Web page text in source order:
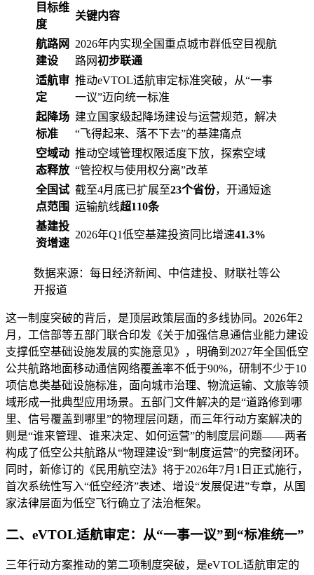
目标维
度
关键内容
航路网
建设
2026年内实现全国重点城市群低空目视航
路网初步联通
适航审
定
推动eVTOL适航审定标准突破，从“一事
一议”迈向统一标准
起降场
标准
建立国家级起降场建设与运营规范，解决
“飞得起来、落不下去”的基建痛点
空域动
态释放
推动空域管理权限适度下放，探索空域
“管控权与使用权分离”改革
全国试
点范围
截至4月底已扩展至23个省份，开通短途
运输航线超110条
基建投
资增速
2026年Q1低空基建投资同比增速41.3%
数据来源：每日经济新闻、中信建投、财联社等公
开报道
这一制度突破的背后，是顶层政策层面的多线协同。2026年2
月，工信部等五部门联合印发《关于加强信息通信业能力建设
支撑低空基础设施发展的实施意见》，明确到2027年全国低空
公共航路地面移动通信网络覆盖率不低于90%，研制不少于10
项信息类基础设施标准，面向城市治理、物流运输、文旅等领
域形成一批典型应用场景。五部门文件解决的是“道路修到哪
里、信号覆盖到哪里”的物理层问题，而三年行动方案解决的
则是“谁来管理、谁来决定、如何运营”的制度层问题——两者
构成了低空公共航路从“物理建设”到“制度运营”的完整闭环。
同时，新修订的《民用航空法》将于2026年7月1日正式施行，
首次系统性写入“低空经济”表述、增设“发展促进”专章，从国
家法律层面为低空飞行确立了法治框架。
二、eVTOL适航审定：从“一事一议”到“标准统一”
三年行动方案推动的第二项制度突破，是eVTOL适航审定的